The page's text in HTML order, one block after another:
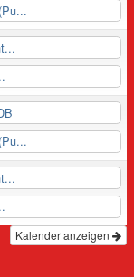
Kalender anzeigen